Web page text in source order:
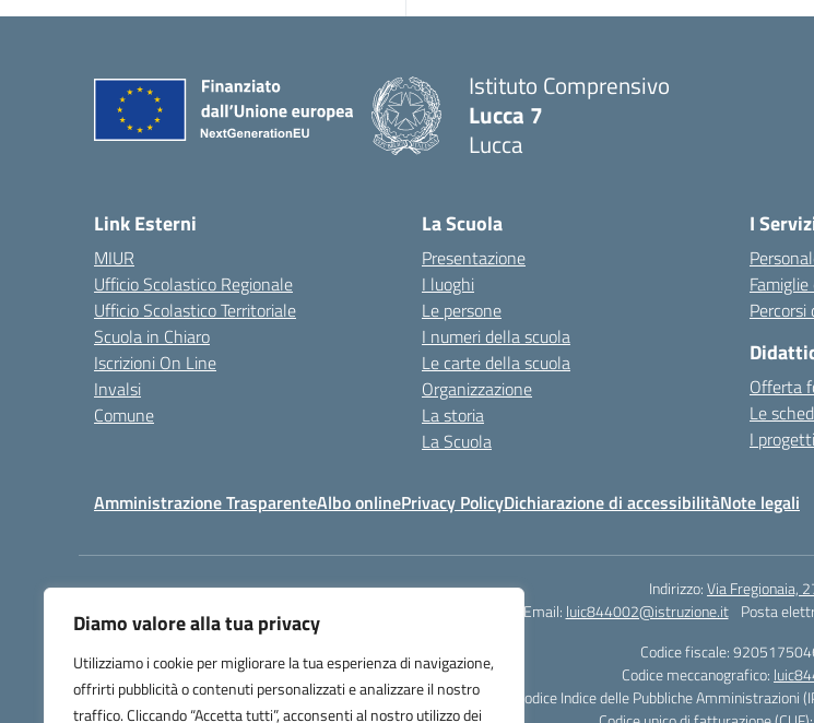
Diamo valore alla tua privacy
Utilizziamo i cookie per migliorare la tua esperienza di navigazione,
offrirti pubblicità o contenuti personalizzati e analizzare il nostro
traffico. Cliccando “Accetta tutti”, acconsenti al nostro utilizzo dei
Istituto Comprensivo
Lucca 7
Lucca
Link Esterni
MIUR
Ufficio Scolastico Regionale
Ufficio Scolastico Territoriale
Scuola in Chiaro
Iscrizioni On Line
Invalsi
Comune
La Scuola
Presentazione
I luoghi
Le persone
I numeri della scuola
Le carte della scuola
Organizzazione
La storia
La Scuola
I
Percorsi
Offerta
Le
I
Amministrazione TrasparenteAlbo onlinePrivacy PolicyDichiarazione di accessibilitàNote legali
Indirizzo:Via Fregionaia,
Email: luic844002@istruzione.it Posta
Codice fiscale:
Codice meccanografico:
Codice Indice delle Pubbliche Amministrazioni